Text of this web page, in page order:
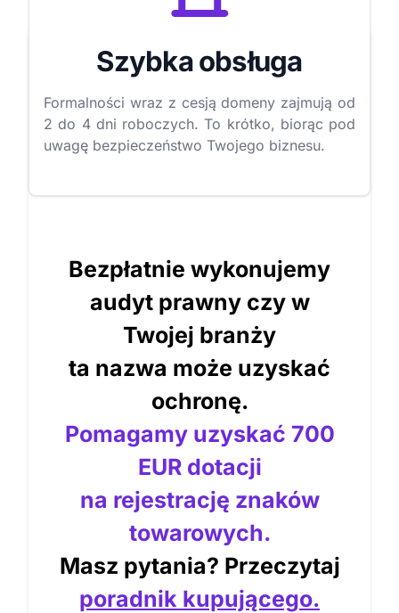
Szybka obsługa
Formalności wraz z cesją domeny zajmują od
2 do 4 dni roboczych. To krótko, biorąc pod
uwagę bezpieczeństwo Twojego biznesu.
Bezpłatnie wykonujemy
audyt prawny czy w
Twojej branży
ta nazwa może uzyskać
ochronę.
Pomagamy uzyskać 700
EUR dotacji
na rejestrację znaków
towarowych.
Masz pytania? Przeczytaj
poradnik kupującego.